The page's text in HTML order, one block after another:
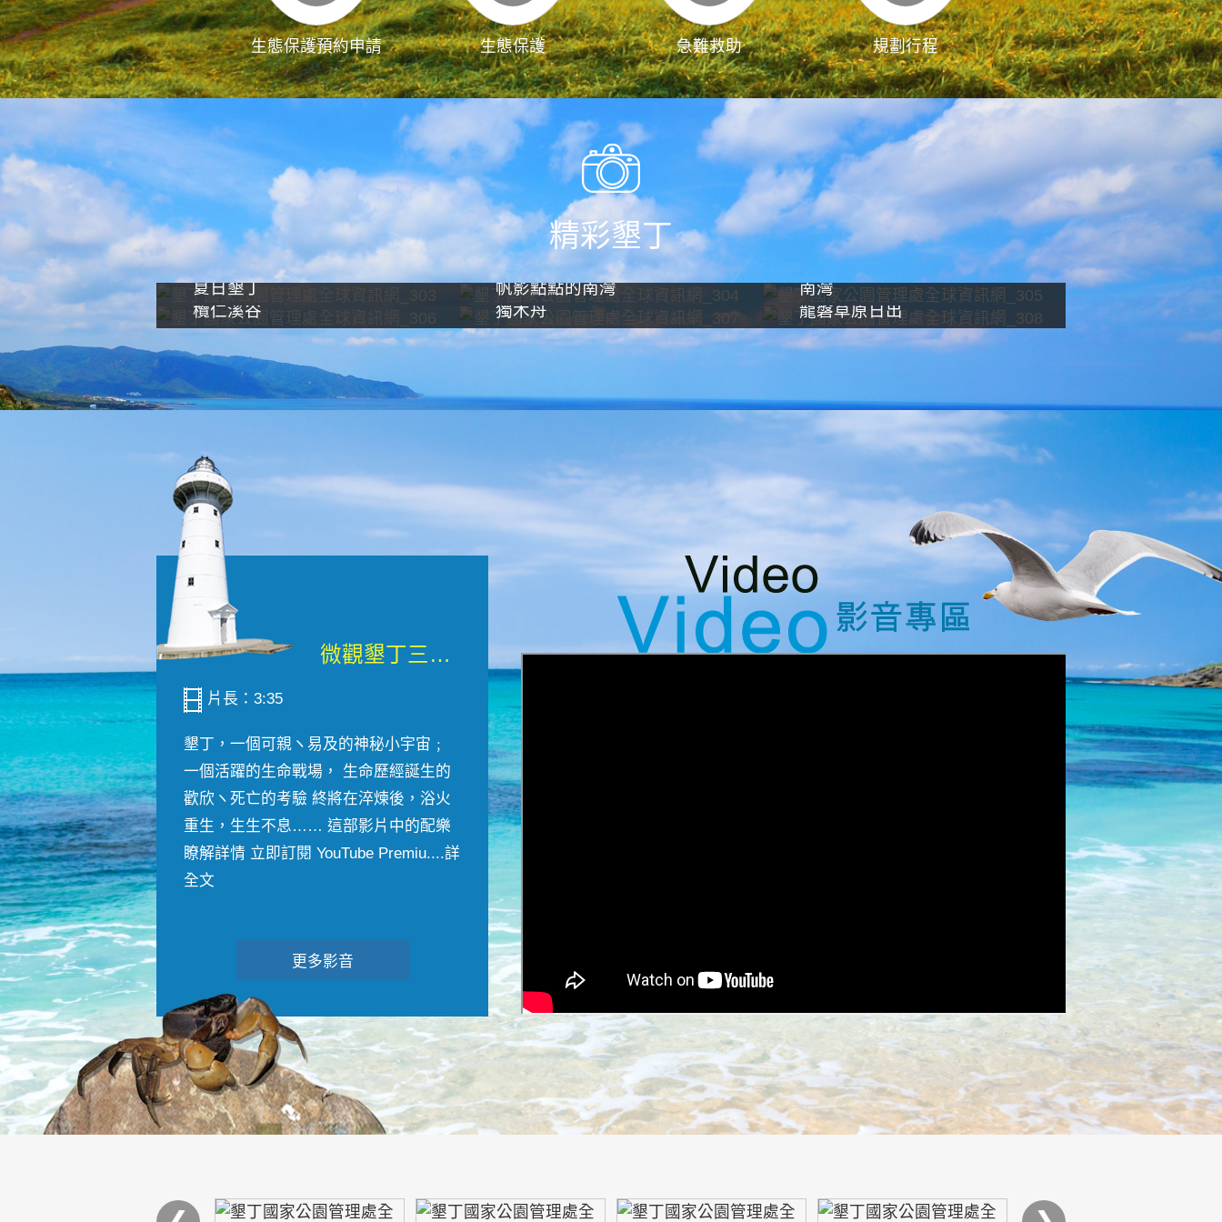
生態保護預約申請 生態保護 急難救助 規劃行程 影像直播
精彩墾丁
夏日墾丁 帆影點點的南灣
南灣
欖仁溪谷
獨木舟 龍磐草原日出
微觀墾丁三部曲 重生....
片長：3:35
墾丁，一個可親ヽ易及的神秘小宇宙﹔
一個活躍的生命戰場， 生命歷經誕生的
歡欣ヽ死亡的考驗 終將在淬煉後，浴火
重生，生生不息…… 這部影片中的配樂
瞭解詳情 立即訂閱 YouTube Premiu....詳
全文
更多影音